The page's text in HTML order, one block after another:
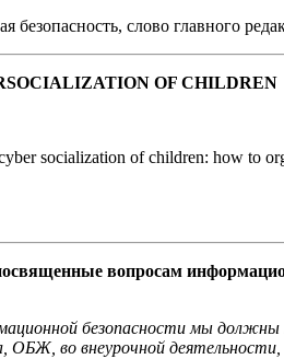
слово главного
OF CHILDREN
socialization of children: how to
вопросам
безопасности мы
ОБЖ, во внеурочной